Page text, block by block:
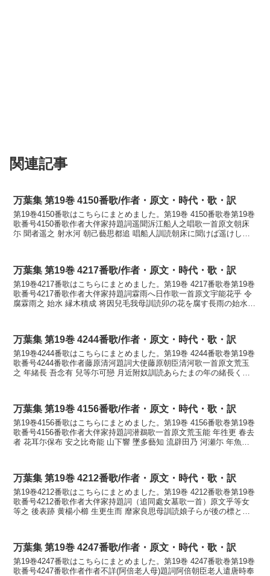
関連記事
万葉集 第19巻 4150番歌/作者・原文・時代・歌・訳
第19巻4150番歌はこちらにまとめました。第19巻 4150番歌巻第19巻
歌番号4150番歌作者大伴家持題詞遥聞泝江船人之唱歌一首原文朝床
尓 聞者遥之 射水河 朝己藝思都追 唱船人訓読朝床に聞けば遥けし射
万葉集 第19巻 4217番歌/作者・原文・時代・歌・訳
第19巻4217番歌はこちらにまとめました。第19巻 4217番歌巻第19巻
歌番号4217番歌作者大伴家持題詞霖雨へ日作歌一首原文宇能花乎 令
腐霖雨之 始水 縁木積成 将因兒毛我母訓読卯の花を腐す長雨の始水に
万葉集 第19巻 4244番歌/作者・原文・時代・歌・訳
第19巻4244番歌はこちらにまとめました。第19巻 4244番歌巻第19巻
歌番号4244番歌作者藤原清河題詞大使藤原朝臣清河歌一首原文荒玉
之 年緒長 吾念有 兒等尓可戀 月近附奴訓読あらたまの年の緒長く我
万葉集 第19巻 4156番歌/作者・原文・時代・歌・訳
第19巻4156番歌はこちらにまとめました。第19巻 4156番歌巻第19巻
歌番号4156番歌作者大伴家持題詞潜鵜歌一首原文荒玉能 年徃更 春去
者 花耳尓保布 安之比奇能 山下響 墜多藝知 流辟田乃 河瀬尓 年魚兒
万葉集 第19巻 4212番歌/作者・原文・時代・歌・訳
第19巻4212番歌はこちらにまとめました。第19巻 4212番歌巻第19巻
歌番号4212番歌作者大伴家持題詞（追同處女墓歌一首）原文乎等女
等之 後表跡 黄楊小櫛 生更生而 靡家良思母訓読娘子らが後の標と黄
万葉集 第19巻 4247番歌/作者・原文・時代・歌・訳
第19巻4247番歌はこちらにまとめました。第19巻 4247番歌巻第19巻
歌番号4247番歌作者作者不詳(阿倍老人母)題詞阿倍朝臣老人遣唐時奉